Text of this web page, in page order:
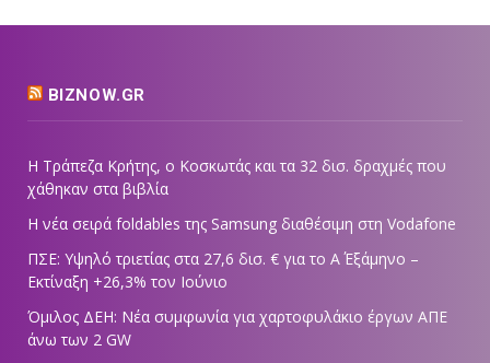
BIZNOW.GR
Η Τράπεζα Κρήτης, ο Κοσκωτάς και τα 32 δισ. δραχμές που
χάθηκαν στα βιβλία
Η νέα σειρά foldables της Samsung διαθέσιμη στη Vodafone
ΠΣΕ: Υψηλό τριετίας στα 27,6 δισ. € για το Α΄ Εξάμηνο –
Εκτίναξη +26,3% τον Ιούνιο
Όμιλος ΔΕΗ: Νέα συμφωνία για χαρτοφυλάκιο έργων ΑΠΕ
άνω των 2 GW